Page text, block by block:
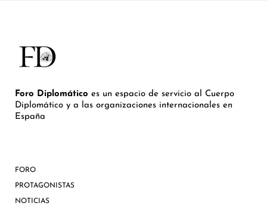
Foro Diplomático es un espacio de servicio al Cuerpo
Diplomático y a las organizaciones internacionales en
España
FORO
PROTAGONISTAS
NOTICIAS